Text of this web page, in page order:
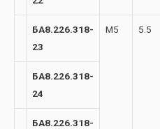
БА8.226.318-
23
М5 5.5
БА8.226.318-
24
БА8.226.318-